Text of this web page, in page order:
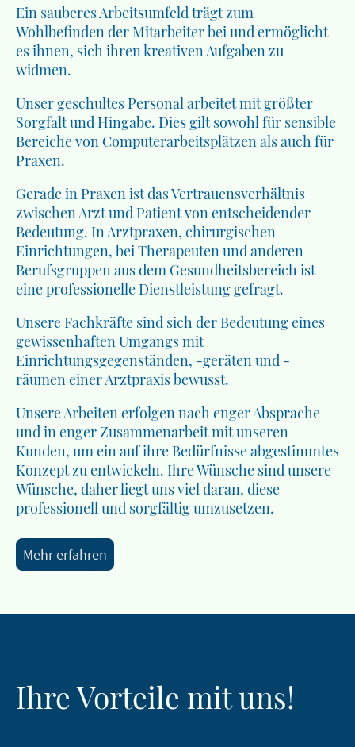
Ein sauberes Arbeitsumfeld trägt zum
Wohlbefinden der Mitarbeiter bei und ermöglicht
es ihnen, sich ihren kreativen Aufgaben zu
widmen.
Unser geschultes Personal arbeitet mit größter
Sorgfalt und Hingabe. Dies gilt sowohl für sensible
Bereiche von Computerarbeitsplätzen als auch für
Praxen.
Gerade in Praxen ist das Vertrauensverhältnis
zwischen Arzt und Patient von entscheidender
Bedeutung. In Arztpraxen, chirurgischen
Einrichtungen, bei Therapeuten und anderen
Berufsgruppen aus dem Gesundheitsbereich ist
eine professionelle Dienstleistung gefragt.
Unsere Fachkräfte sind sich der Bedeutung eines
gewissenhaften Umgangs mit
Einrichtungsgegenständen, -geräten und -
räumen einer Arztpraxis bewusst.
Unsere Arbeiten erfolgen nach enger Absprache
und in enger Zusammenarbeit mit unseren
Kunden, um ein auf ihre Bedürfnisse abgestimmtes
Konzept zu entwickeln. Ihre Wünsche sind unsere
Wünsche, daher liegt uns viel daran, diese
professionell und sorgfältig umzusetzen.
Mehr erfahren
Ihre Vorteile mit uns!